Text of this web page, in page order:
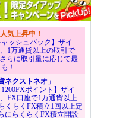
人気上昇中！
ャッシュバック】ザイ
1万通貨以上の取引で
らに取引量に応じて最
！
ネクストネオ」
1200FXポイント】ザイ
FX口座で1万通貨以上
くらくFX積立1回以上定
にらくらくFX積立開設